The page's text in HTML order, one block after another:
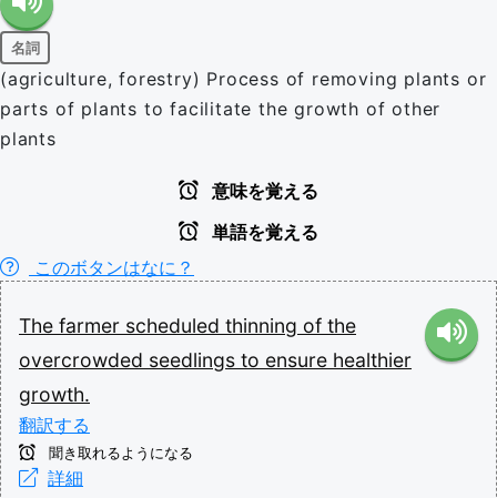
名詞
(agriculture, forestry) Process of removing plants or
parts of plants to facilitate the growth of other
plants
意味を覚える
単語を覚える
このボタンはなに？
The farmer scheduled thinning of the
overcrowded seedlings to ensure healthier
growth.
翻訳する
聞き取れるようになる
詳細